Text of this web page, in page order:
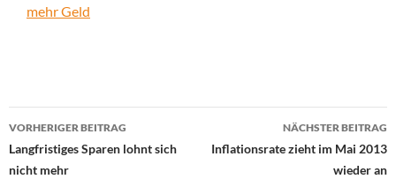
mehr Geld
Beitrags-
Navigation
VORHERIGER BEITRAG
Langfristiges Sparen lohnt sich
nicht mehr
NÄCHSTER BEITRAG
Inflationsrate zieht im Mai 2013
wieder an